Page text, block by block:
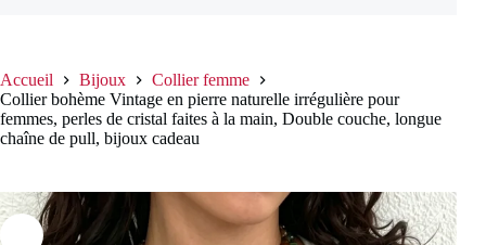
Accueil Bijoux
Collier femme
Collier bohème Vintage en pierre naturelle irrégulière pour
femmes, perles de cristal faites à la main, Double couche, longue
chaîne de pull, bijoux cadeau